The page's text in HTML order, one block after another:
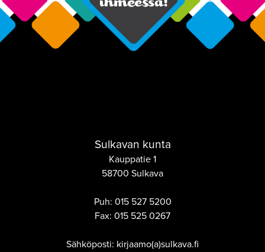
Sulkavan kunta
Kauppatie 1
58700 Sulkava
Puh: 015 527 5200
Fax: 015 525 0267
Sähköposti: kirjaamo(a)sulkava.fi